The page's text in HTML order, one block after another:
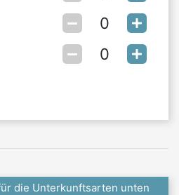
die Unterkunftsarten unten